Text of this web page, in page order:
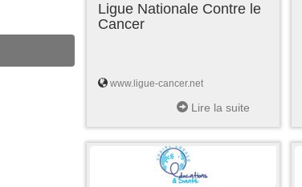
Ligue Nationale Contre le
Cancer
www.ligue-cancer.net
Lire la suite